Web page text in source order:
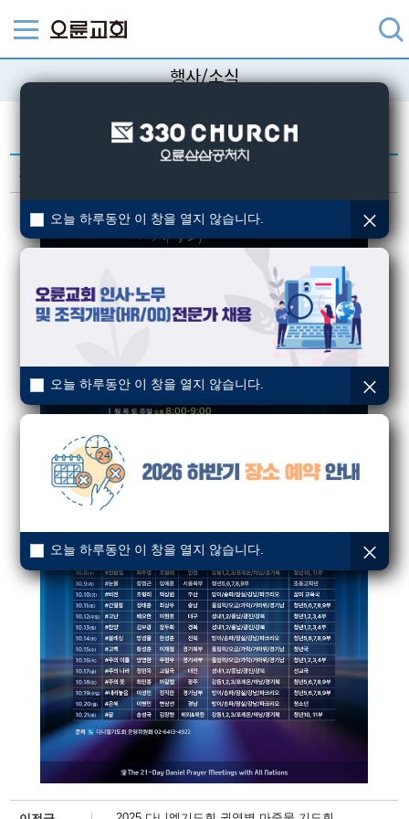
행사/소식
교회의 다양한 행사/소식을 알려드립니다.
2025 다니엘기도회 준비기도회
오늘 하루동안 이 창을 열지 않습니다.
오늘 하루동안 이 창을 열지 않습니다.
오늘 하루동안 이 창을 열지 않습니다.